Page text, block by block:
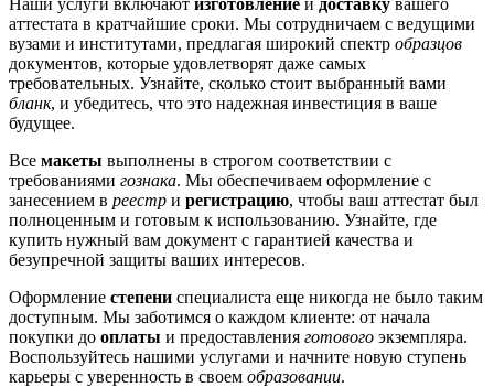
аттестата в кратчайшие сроки. Мы сотрудничаем с ведущими
вузами и институтами, предлагая широкий спектр образцов
документов, которые удовлетворят даже самых
требовательных. Узнайте, сколько стоит выбранный вами
бланк, и убедитесь, что это надежная инвестиция в ваше
будущее.
Все макеты выполнены в строгом соответствии с
требованиями гознака. Мы обеспечиваем оформление с
занесением в реестр и регистрацию, чтобы ваш аттестат был
полноценным и готовым к использованию. Узнайте, где
купить нужный вам документ с гарантией качества и
безупречной защиты ваших интересов.
Оформление степени специалиста еще никогда не было таким
доступным. Мы заботимся о каждом клиенте: от начала
покупки до оплаты и предоставления готового экземпляра.
Воспользуйтесь нашими услугами и начните новую ступень
карьеры с уверенность в своем образовании.